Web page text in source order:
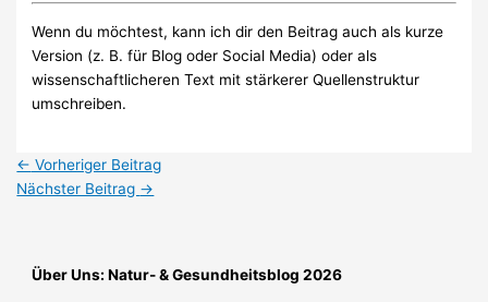
Wenn du möchtest, kann ich dir den Beitrag auch als kurze
Version (z. B. für Blog oder Social Media) oder als
wissenschaftlicheren Text mit stärkerer Quellenstruktur
umschreiben.
← Vorheriger Beitrag
Nächster Beitrag →
Über Uns: Natur- & Gesundheitsblog 2026